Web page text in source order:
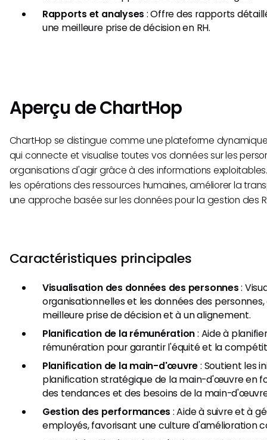
Rapports et analyses : Offre des rapports
une meilleure prise de décision en RH.
Aperçu de ChartHop
ChartHop se distingue comme une plateforme
qui connecte et visualise toutes vos données sur les
organisations d'agir grâce à des informations
les opérations des ressources humaines, améliorer la
une approche basée sur les données pour la gestion des
Caractéristiques principales
Visualisation des données des personnes:
organisationnelles et les données des
meilleure prise de décision et à un alignement.
Planification de la rémunération: Aide à
rémunération pour garantir l'équité et la
Planification de la main-d'œuvre: Soutient les
planification stratégique de la main-d'œuvre en
des tendances et des besoins de la main-
Gestion des performances : Aide à suivre et à
employés, favorisant une culture d'amélioration